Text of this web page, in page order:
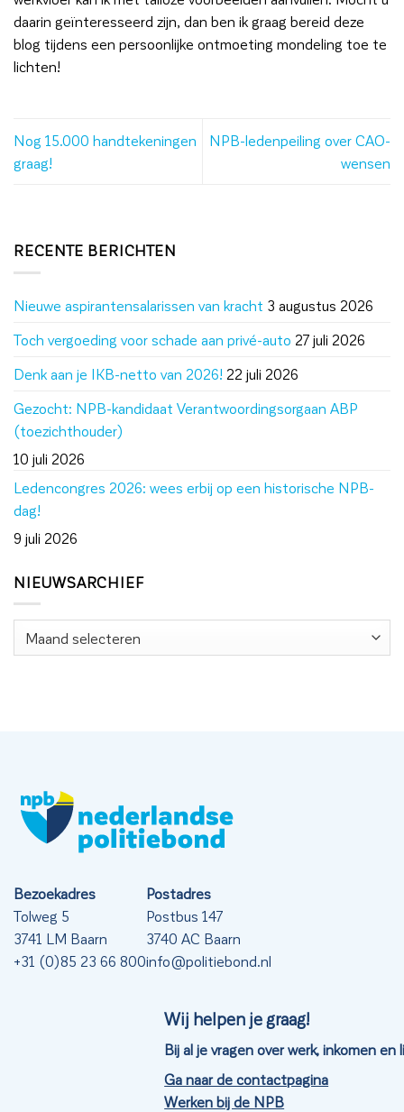
daarin geïnteresseerd zijn, dan ben ik graag bereid deze
blog tijdens een persoonlijke ontmoeting mondeling toe te
lichten!
Nog 15.000 handtekeningen
graag!
NPB-ledenpeiling over CAO-
wensen
RECENTE BERICHTEN
Nieuwe aspirantensalarissen van kracht 3 augustus 2026
Toch vergoeding voor schade aan privé-auto 27 juli 2026
Denk aan je IKB-netto van 2026! 22 juli 2026
Gezocht: NPB-kandidaat Verantwoordingsorgaan ABP
(toezichthouder)
10 juli 2026
Ledencongres 2026: wees erbij op een historische NPB-
dag!
9 juli 2026
NIEUWSARCHIEF
Nieuwsarchief
Bezoekadres
Tolweg 5
3741 LM Baarn
+31 (0)85 23 66 800
Postadres
Postbus 147
3740 AC Baarn
info@politiebond.nl
Wij helpen je graag!
Bij al je vragen over werk, inkomen en
Ga naar de contactpagina
Werken bij de NPB